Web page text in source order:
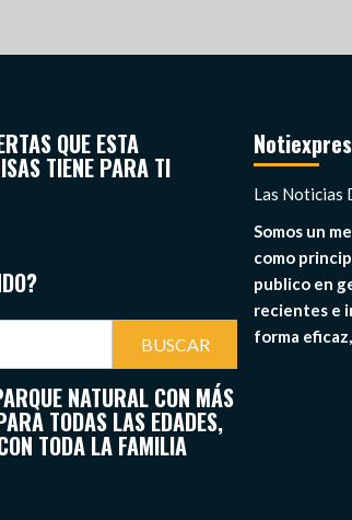
QUE ESTA
TIENE PARA TI
NATURAL CON MÁS
TODAS LAS EDADES,
TODA LA FAMILIA
Las Noticias
Somos un
como
publico en
recientes e
forma